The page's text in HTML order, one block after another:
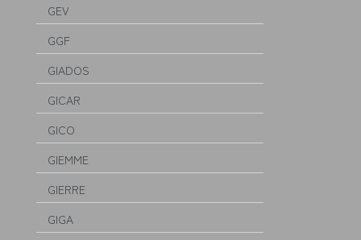
GEV
GGF
GIADOS
GICAR
GICO
GIEMME
GIERRE
GIGA